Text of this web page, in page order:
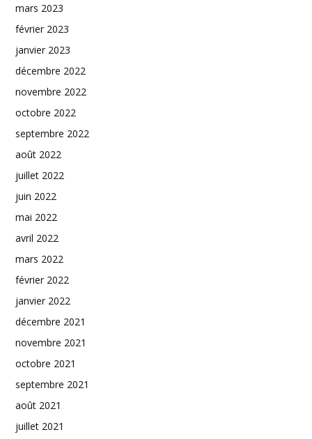
mars 2023
février 2023
janvier 2023
décembre 2022
novembre 2022
octobre 2022
septembre 2022
août 2022
juillet 2022
juin 2022
mai 2022
avril 2022
mars 2022
février 2022
janvier 2022
décembre 2021
novembre 2021
octobre 2021
septembre 2021
août 2021
juillet 2021